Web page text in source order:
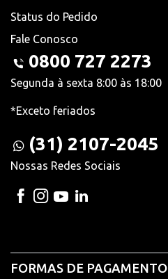
Status do Pedido
Fale Conosco
0800 727 2273
Segunda à sexta 8:00 às 18:00
*Exceto feriados
(31) 2107-2045
Nossas Redes Sociais
FORMAS DE PAGAMENTO